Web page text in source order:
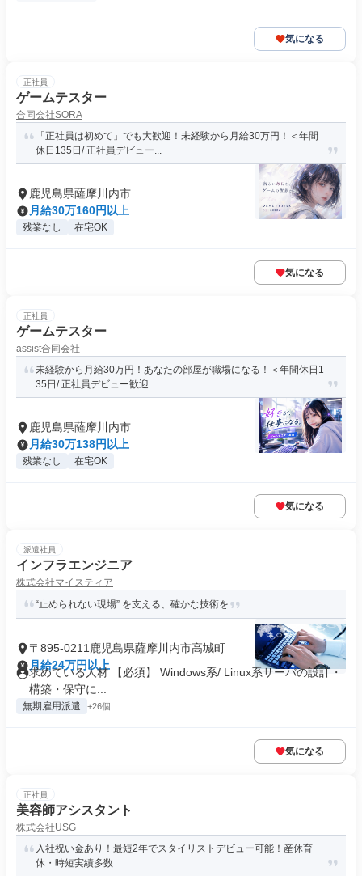
気になる
正社員
ゲームテスター
合同会社SORA
「正社員は初めて」でも大歓迎！未経験から月給30万円！＜年間
休日135日/ 正社員デビュー...
鹿児島県薩摩川内市
月給30万160円以上
残業なし 在宅OK
気になる
正社員
ゲームテスター
assist合同会社
未経験から月給30万円！あなたの部屋が職場になる！＜年間休日1
35日/ 正社員デビュー歓迎...
鹿児島県薩摩川内市
月給30万138円以上
残業なし 在宅OK
気になる
派遣社員
インフラエンジニア
株式会社マイスティア
“止められない現場” を支える、確かな技術を
〒895-0211鹿児島県薩摩川内市高城町
月給24万円以上
求めている人材 【必須】 Windows系/ Linux系サーバの設計・
構築・保守に...
無期雇用派遣 +26個
気になる
正社員
美容師アシスタント
株式会社USG
入社祝い金あり！最短2年でスタイリストデビュー可能！産休育
休・時短実績多数